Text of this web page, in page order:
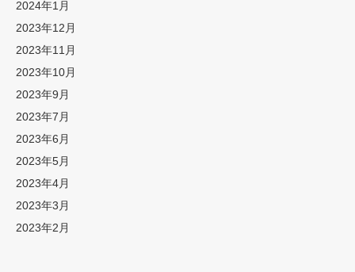
2024年1月
2023年12月
2023年11月
2023年10月
2023年9月
2023年7月
2023年6月
2023年5月
2023年4月
2023年3月
2023年2月